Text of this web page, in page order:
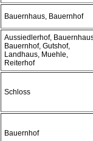
Bauernhaus, Bauernhof
Aussiedlerhof,
Bauernhof, Gutshof,
Landhaus, Muehle,
Reiterhof
Schloss
Bauernhof